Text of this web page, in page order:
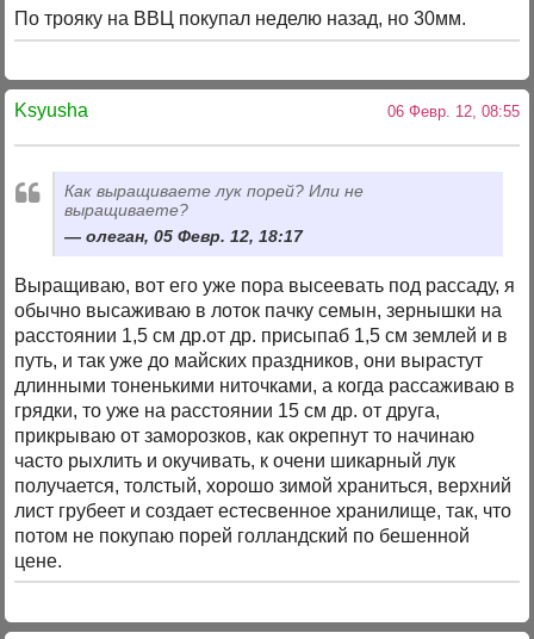
По трояку на ВВЦ покупал неделю назад, но 30мм.
Ksyusha 06 Февр. 12, 08:55
Как выращиваете лук порей? Или не
выращиваете?
олеган, 05 Февр. 12, 18:17
Выращиваю, вот его уже пора высеевать под рассаду, я
обычно высаживаю в лоток пачку семын, зернышки на
расстоянии 1,5 см др.от др. присыпаб 1,5 см землей и в
путь, и так уже до майских праздников, они вырастут
длинными тоненькими ниточками, а когда рассаживаю в
грядки, то уже на расстоянии 15 см др. от друга,
прикрываю от заморозков, как окрепнут то начинаю
часто рыхлить и окучивать, к очени шикарный лук
получается, толстый, хорошо зимой храниться, верхний
лист грубеет и создает естесвенное хранилище, так, что
потом не покупаю порей голландский по бешенной
цене.